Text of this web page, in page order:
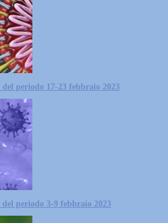
periodo 17-23 febbraio 2023
periodo 3-9 febbraio 2023